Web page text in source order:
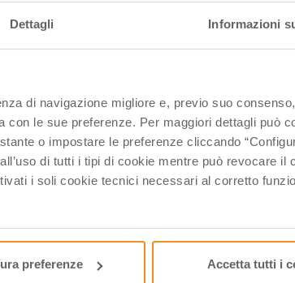
Dettagli Informazioni
di navigazione migliore e, previo suo
con le sue preferenze. Per maggiori dettagli può
o impostare le preferenze cliccando
di tutti i tipi di cookie mentre può revocare il
i soli cookie tecnici necessari al corretto
preferenze Accetta tutti i
Jay, Sangiovanni,
Lun
01
02
08
09
15
16
22
23
06
07
Visualizza gli